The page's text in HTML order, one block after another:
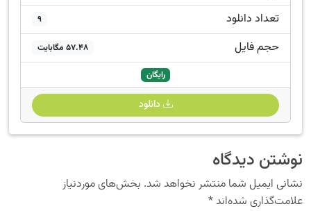
تعداد دانلود 9
حجم فایل 57.48 مگابایت
رایگان
دانلود
نوشتن دیدگاه
نشانی ایمیل شما منتشر نخواهد شد. بخش‌های موردنیاز
علامت‌گذاری شده‌اند*